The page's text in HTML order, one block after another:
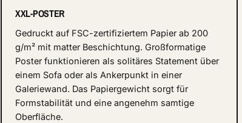
XXL-POSTER
Gedruckt auf FSC-zertifiziertem Papier ab 200
g/m² mit matter Beschichtung. Großformatige
Poster funktionieren als solitäres Statement über
einem Sofa oder als Ankerpunkt in einer
Galeriewand. Das Papiergewicht sorgt für
Formstabilität und eine angenehm samtige
Oberfläche.